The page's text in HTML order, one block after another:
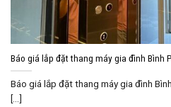
Báo giá lắp đặt thang máy gia đình Bình
Báo giá lắp đặt thang máy gia đình
[...]